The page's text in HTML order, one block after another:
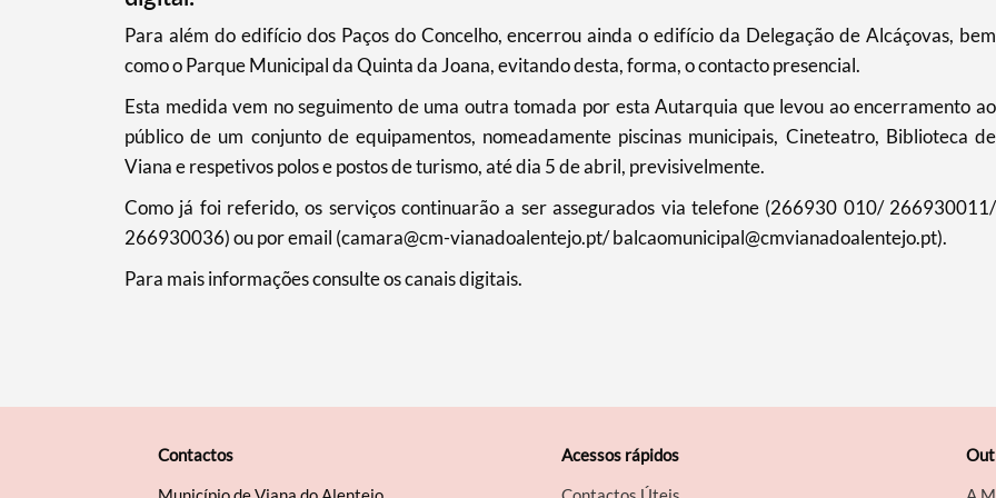
​Para além do edifício dos Paços do Concelho, encerrou ainda o edifício da Delegação de Alcáçovas, bem
como o Parque Municipal da Quinta da Joana, evitando desta, forma, o contacto presencial.
Esta medida vem no seguimento de uma outra tomada por esta Autarquia que levou ao encerramento ao
público de um conjunto de equipamentos, nomeadamente piscinas municipais, Cineteatro, Biblioteca de
Viana e respetivos polos e postos de turismo, até dia 5 de abril, previsivelmente.
Como já foi referido, os serviços continuarão a ser assegurados via telefone (266930 010/ 266930011/
266930036) ou por email (camara@cm-vianadoalentejo.pt/ balcaomunicipal@cmvianadoalentejo.pt).
Para mais informações consulte os canais digitais.
Contactos
Acessos rápidos